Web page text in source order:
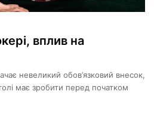
вплив на
невеликий обов’язковий внесок,
має зробити перед початком